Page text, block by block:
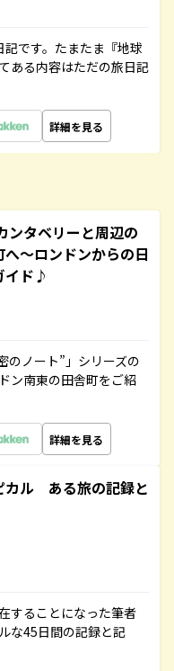
です。たまたま『地球
ある内容はただの旅日記
詳細を見る
ンタベリーと周辺の
～ロンドンからの日
イド♪
のノート”」シリーズの
ン南東の田舎町をご紹
詳細を見る
カル ある旅の記録と
することになった筆者
な45日間の記録と記